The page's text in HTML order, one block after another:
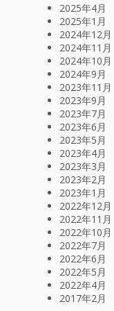
2025年4月
2025年1月
2024年12月
2024年11月
2024年10月
2024年9月
2023年11月
2023年9月
2023年7月
2023年6月
2023年5月
2023年4月
2023年3月
2023年2月
2023年1月
2022年12月
2022年11月
2022年10月
2022年7月
2022年6月
2022年5月
2022年4月
2017年2月